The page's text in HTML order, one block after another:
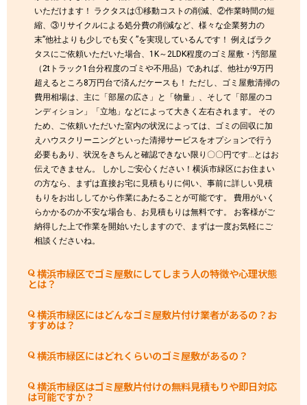
いただけます！ ラクタスは①移動コストの削減、②作業時間の短
縮、③リサイクルによる処分費の削減など、様々な企業努力の
末”他社よりも少しでも安く”を実現しているんです！ 例えばラク
タスにご依頼いただいた場合、1K～2LDK程度のゴミ屋敷・汚部屋
（2tトラック1台分程度のゴミや不用品）であれば、他社が9万円
超えるところ8万円台で済んだケースも！ ただし、ゴミ屋敷清掃の
費用相場は、主に「部屋の広さ」と「物量」、そして「部屋のコ
ンディション」「立地」などによって大きく左右されます。 その
ため、ご依頼いただいた室内の状況によっては、ゴミの回収に加
えハウスクリーニングといった清掃サービスをオプションで行う
必要もあり、状況をきちんと確認できない限り〇〇円です…とはお
伝えできません。 しかしご安心ください！横浜市緑区にお住まい
の方なら、まずは直接お宅に見積もりに伺い、事前に詳しい見積
もりをお出ししてから作業にあたることが可能です。 費用がいく
らかかるのか不安な場合も、お見積もりは無料です。 お客様がご
納得した上で作業を開始いたしますので、まずは一度お気軽にご
相談くださいね。
横浜市緑区でゴミ屋敷にしてしまう人の特徴や心理状態
とは？
横浜市緑区にはどんなゴミ屋敷片付け業者があるの？お
すすめは？
横浜市緑区にはどれくらいのゴミ屋敷があるの？
横浜市緑区はゴミ屋敷片付けの無料見積もりや即日対応
は可能ですか？